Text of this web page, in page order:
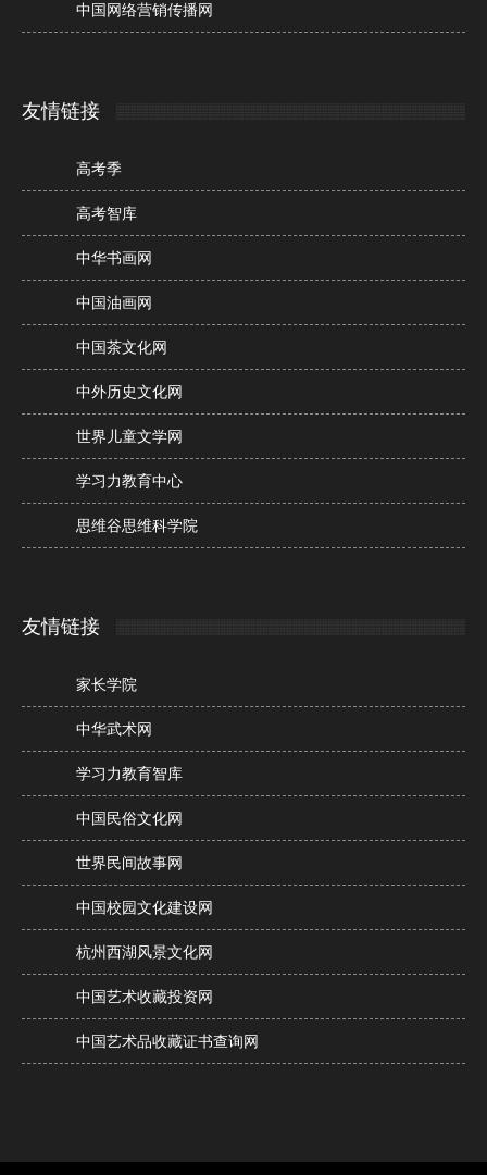
中国网络营销传播网
友情链接
高考季
高考智库
中华书画网
中国油画网
中国茶文化网
中外历史文化网
世界儿童文学网
学习力教育中心
思维谷思维科学院
友情链接
家长学院
中华武术网
学习力教育智库
中国民俗文化网
世界民间故事网
中国校园文化建设网
杭州西湖风景文化网
中国艺术收藏投资网
中国艺术品收藏证书查询网